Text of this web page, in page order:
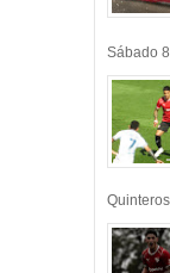
Sábado